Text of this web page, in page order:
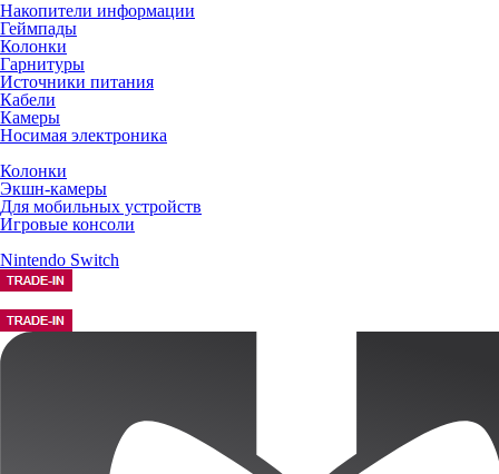
Накопители информации
Геймпады
Колонки
Гарнитуры
Источники питания
Кабели
Камеры
Носимая электроника
Колонки
Экшн-камеры
Для мобильных устройств
Игровые консоли
Nintendo Switch